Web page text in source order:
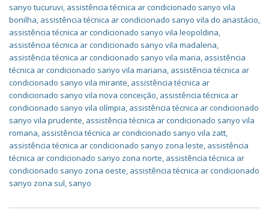
sanyo tucuruvi, assistência técnica ar condicionado sanyo vila
bonilha, assistência técnica ar condicionado sanyo vila do anastácio,
assistência técnica ar condicionado sanyo vila leopoldina,
assistência técnica ar condicionado sanyo vila madalena,
assistência técnica ar condicionado sanyo vila maria, assistência
técnica ar condicionado sanyo vila mariana, assistência técnica ar
condicionado sanyo vila mirante, assistência técnica ar
condicionado sanyo vila nova conceição, assistência técnica ar
condicionado sanyo vila olímpia, assistência técnica ar condicionado
sanyo vila prudente, assistência técnica ar condicionado sanyo vila
romana, assistência técnica ar condicionado sanyo vila zatt,
assistência técnica ar condicionado sanyo zona leste, assistência
técnica ar condicionado sanyo zona norte, assistência técnica ar
condicionado sanyo zona oeste, assistência técnica ar condicionado
sanyo zona sul, sanyo